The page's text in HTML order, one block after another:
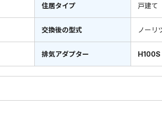
住居タイプ 戸建て
交換後の型式 ノーリ
排気アダプター H100S